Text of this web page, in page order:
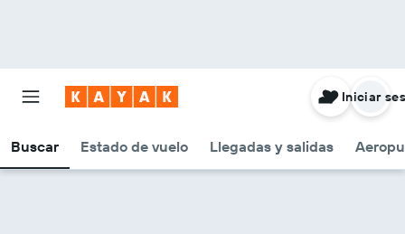
Buscar Estado de vuelo Llegadas y salidas
Iniciar